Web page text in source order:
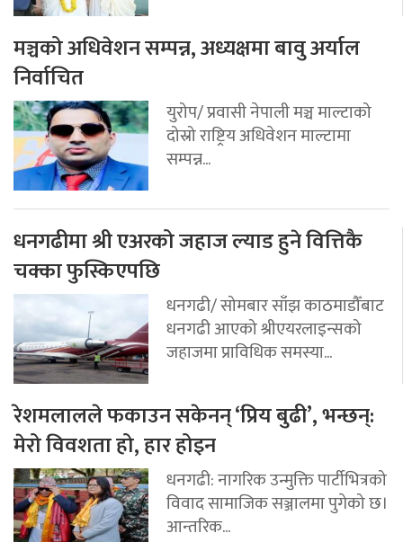
मञ्चको अधिवेशन सम्पन्न, अध्यक्षमा बावु अर्याल
निर्वाचित
युरोप/ प्रवासी नेपाली मञ्च माल्टाको
दोस्रो राष्ट्रिय अधिवेशन माल्टामा
सम्पन्न...
धनगढीमा श्री एअरको जहाज ल्याड हुने वित्तिकै
चक्का फुस्किएपछि
धनगढी/ सोमबार साँझ काठमाडौँबाट
धनगढी आएको श्रीएयरलाइन्सको
जहाजमा प्राविधिक समस्या...
रेशमलालले फकाउन सकेनन् ‘प्रिय बुढी’, भन्छन्:
मेरो विवशता हो, हार होइन
धनगढी: नागरिक उन्मुक्ति पार्टीभित्रको
विवाद सामाजिक सञ्जालमा पुगेको छ।
आन्तरिक...